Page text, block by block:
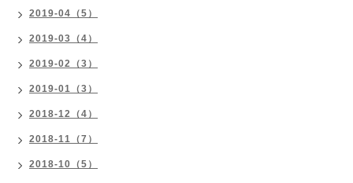
2019-04（5）
2019-03（4）
2019-02（3）
2019-01（3）
2018-12（4）
2018-11（7）
2018-10（5）